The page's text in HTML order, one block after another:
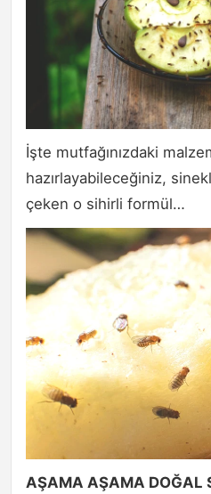
İşte mutfağınızdaki
hazırlayabileceğiniz,
çeken o sihirli formül…
AŞAMA AŞAMA DOĞAL